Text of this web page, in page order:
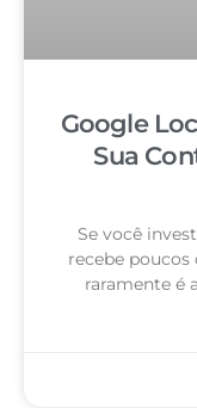
Google
Sua
Se você
recebe
raramente é